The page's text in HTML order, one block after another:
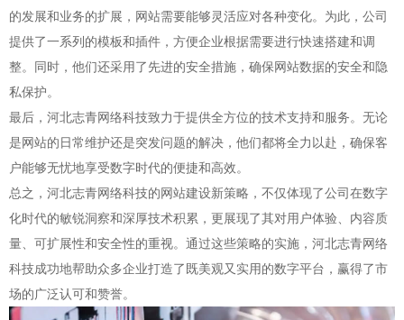
的发展和业务的扩展，网站需要能够灵活应对各种变化。为此，公司
提供了一系列的模板和插件，方便企业根据需要进行快速搭建和调
整。同时，他们还采用了先进的安全措施，确保网站数据的安全和隐
私保护。
最后，河北志青网络科技致力于提供全方位的技术支持和服务。无论
是网站的日常维护还是突发问题的解决，他们都将全力以赴，确保客
户能够无忧地享受数字时代的便捷和高效。
总之，河北志青网络科技的网站建设新策略，不仅体现了公司在数字
化时代的敏锐洞察和深厚技术积累，更展现了其对用户体验、内容质
量、可扩展性和安全性的重视。通过这些策略的实施，河北志青网络
科技成功地帮助众多企业打造了既美观又实用的数字平台，赢得了市
场的广泛认可和赞誉。